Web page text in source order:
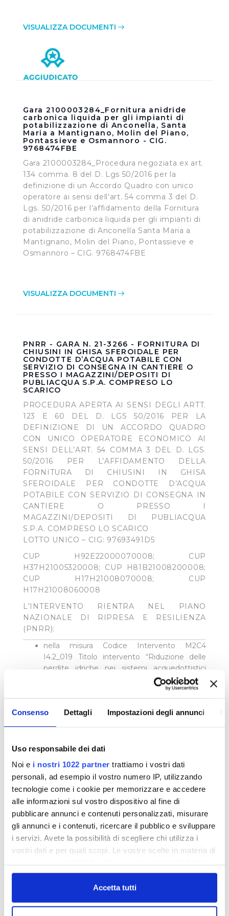
Consenso Dettagli Impostazioni degli annunci
Uso responsabile dei dati
Noi e i nostri 1022 partner trattiamo i vostri dati
personali, ad esempio il vostro numero IP, utilizzando
tecnologie come i cookie per memorizzare e accedere
alle informazioni sul vostro dispositivo al fine di
pubblicare annunci e contenuti personalizzati, misurare
gli annunci e i contenuti, ricercare il pubblico e sviluppare
i servizi. Avete la possibilità di scegliere chi utilizza i
vostri dati e per quali scopi. Le vostre scelte in materia di
in cui avete effettuato le vostre scelte. È possibile
modificare o revocare il proprio consenso in qualsiasi
momento dalla Dichiarazione sui cookie o facendo clic
Accetta tutti
VISUALIZZA DOCUMENTI
Gara 2100003284_Fornitura anidride
carbonica liquida per gli impianti di
potabilizzazione di Anconella, Santa
Maria a Mantignano, Molin del Piano,
Pontassieve e Osmannoro - CIG.
9768474FBE
Gara 2100003284_Procedura negoziata ex art.
134 comma. 8 del D. Lgs 50/2016 per la
definizione di un Accordo Quadro con unico
operatore ai sensi dell’art. 54 comma 3 del D.
Lgs. 50/2016 per l’affidamento della Fornitura
di anidride carbonica liquida per gli impianti di
potabilizzazione di Anconella Santa Maria a
Mantignano, Molin del Piano, Pontassieve e
Osmannoro – CIG. 9768474FBE
VISUALIZZA DOCUMENTI
PNRR - GARA N. 21-3266 - FORNITURA DI
CHIUSINI IN GHISA SFEROIDALE PER
CONDOTTE D’ACQUA POTABILE CON
SERVIZIO DI CONSEGNA IN CANTIERE O
PRESSO I MAGAZZINI/DEPOSITI DI
PUBLIACQUA S.P.A. COMPRESO LO
SCARICO
PROCEDURA APERTA AI SENSI DEGLI ARTT.
123 E 60 DEL D. LGS 50/2016 PER LA
DEFINIZIONE DI UN ACCORDO QUADRO
CON UNICO OPERATORE ECONOMICO AI
SENSI DELL’ART. 54 COMMA 3 DEL D. LGS.
50/2016 PER L’AFFIDAMENTO DELLA
FORNITURA DI CHIUSINI IN GHISA
SFEROIDALE PER CONDOTTE D’ACQUA
POTABILE CON SERVIZIO DI CONSEGNA IN
CANTIERE O PRESSO I
MAGAZZINI/DEPOSITI DI PUBLIACQUA
S.P.A. COMPRESO LO SCARICO
LOTTO UNICO – CIG: 97693491D5
CUP H92E22000070008; CUP
H37H21005320008; CUP H81B21008200008;
CUP H17H21008070008; CUP
H17H21008060008
L'INTERVENTO RIENTRA NEL PIANO
NAZIONALE DI RIPRESA E RESILIENZA
(PNRR):
nella misura Codice Intervento M2C4
I4.2_019 Titolo intervento “Riduzione delle
perdite idriche nei sistemi acquedottistici
dell’area metropolitana Firenze-Prato-Pistoia”
progetto sul PNRR: Decreto della
Direzione generale per le dighe e le
agosto 2022.
Atto d’obbligo intervento M2C4-I4.2_019
sottoscritto in data 18/10/2022 tra il
soggetto beneficiario (Autorità Idrica
Toscana) e il soggetto attuatore
(Publiacqua S.p.A.).
nella misura Codice Intervento M2C4-I4.1-A2-
29 Titolo intervento “Potenziamento
Acquedotto Sesto Fiorentino” CUP
H37H21005320008.
progetto sul PNRR: Decreto Ministeriale
n. 517 del 16 dicembre 2021 del Ministero